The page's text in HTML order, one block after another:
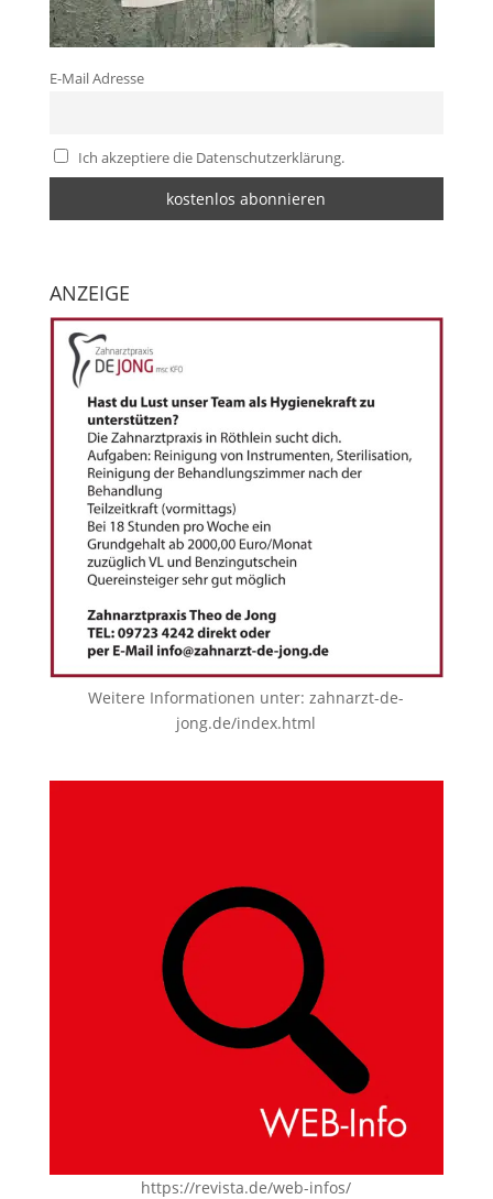
E-Mail Adresse
Ich akzeptiere die Datenschutzerklärung.
ANZEIGE
Weitere Informationen unter:zahnarzt-de-
jong.de/index.html
https://revista.de/web-infos/